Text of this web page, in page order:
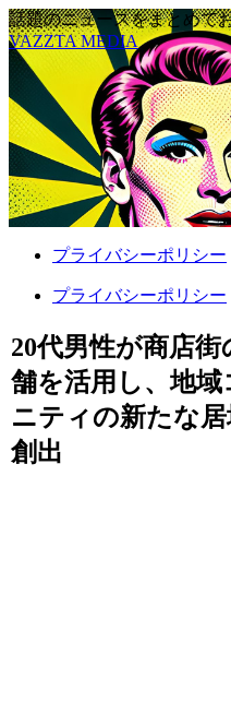
話題のニュースをまとめて
VAZZTA MEDIA
プライバシーポリシー
プライバシーポリシー
20代男性が商店街
舗を活用し、地域
ニティの新たな
創出